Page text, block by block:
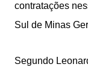
contratações
Sul de Minas
Segundo